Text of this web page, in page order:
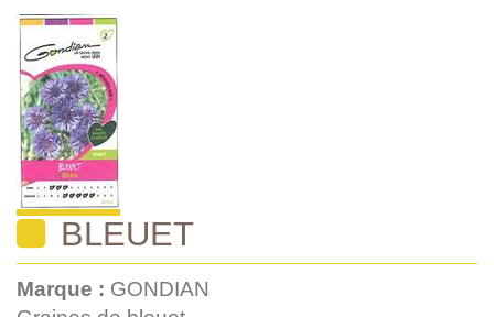
BLEUET
Marque : GONDIAN